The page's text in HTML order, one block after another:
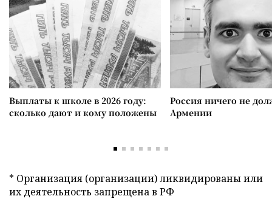
Выплаты к школе в 2026 году:
сколько дают и кому положены
Россия ничего не
Армении
* Организация (организации) ликвидированы или
их деятельность запрещена в РФ